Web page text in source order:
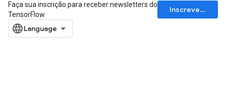
Faça sua inscrição para receber newsletters do
TensorFlow
Inscrever-se